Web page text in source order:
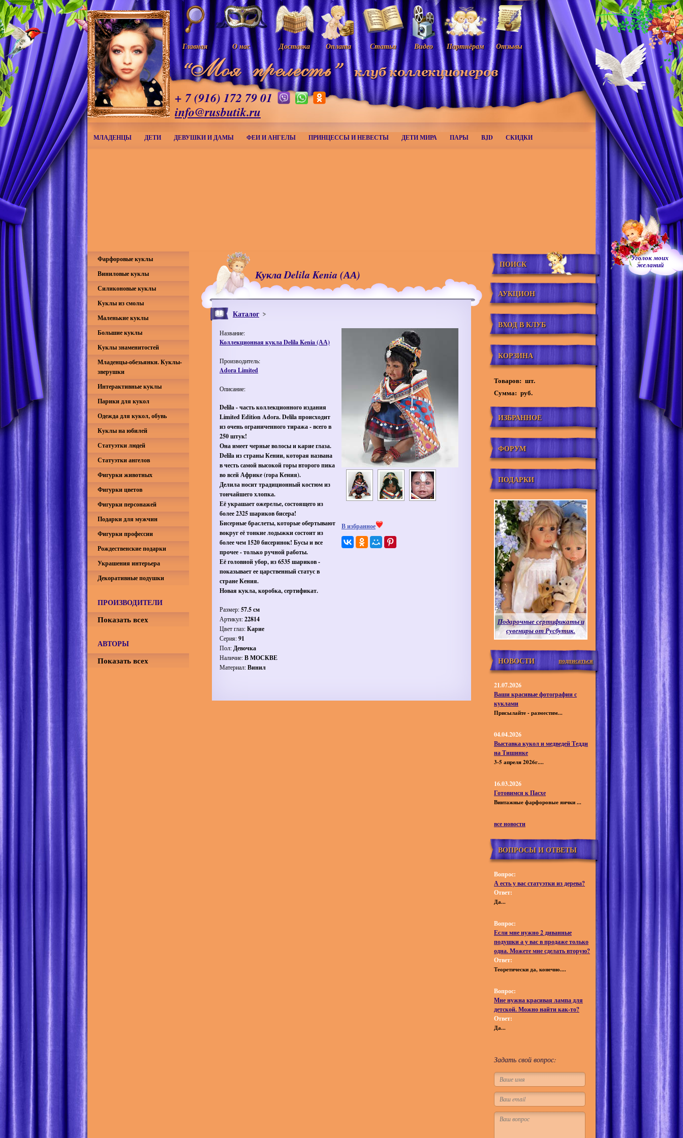
Главная О нас Доставка Оплата Статьи Видео Партнёрам Отзывы
+ 7 (916) 172 79 01
info@rusbutik.ru
МЛАДЕНЦЫ ДЕТИ ДЕВУШКИ И ДАМЫ ФЕИ И АНГЕЛЫ ПРИНЦЕССЫ И НЕВЕСТЫ ДЕТИ МИРА ПАРЫ BJD СКИДКИ
Уголок моих
желаний
Кукла Delila Kenia (АА)
Каталог
Название:
Коллекционная кукла Delila Kenia (АА)
Производитель:
Adora Limited
Описание:
Delila - часть коллекционного издания
Limited Edition Adora. Delila происходит
из очень ограниченного тиража - всего в
250 штук!
Она имеет черные волосы и карие глаза.
Delila из страны Кении, которая названа
в честь самой высокой горы второго пика
во всей Африке (гора Кения).
Делила носит традиционный костюм из
тончайшего хлопка.
Её украшает ожерелье, состоящего из
более 2325 шариков бисера!
Бисерные браслеты, которые обертывают
вокруг её тонкие лодыжки состоит из
более чем 1520 бисеринок! Бусы и все
прочее - только ручной работы.
Её головной убор, из 6535 шариков -
показывает ее царственный статус в
стране Кения.
Новая кукла, коробка, сертификат.
Размер:57.5 см
Артикул:22814
Цвет глаз:Карие
Серия:91
Пол:Девочка
Наличие:В МОСКВЕ
Материал:Винил
В избранное
Фарфоровые куклы
Виниловые куклы
Силиконовые куклы
Куклы из смолы
Маленькие куклы
Большие куклы
Куклы знаменитостей
Младенцы-обезьянки. Куклы-
зверушки
Интерактивные куклы
Парики для кукол
Одежда для кукол, обувь
Куклы на юбилей
Статуэтки людей
Статуэтки ангелов
Фигурки животных
Фигурки цветов
Фигурки персонажей
Подарки для мужчин
Фигурки профессии
Рождественские подарки
Украшения интерьера
Декоративные подушки
ПРОИЗВОДИТЕЛИ
Показать всех
АВТОРЫ
Показать всех
ПОИСК
АУКЦИОН
ВХОД В КЛУБ
КОРЗИНА
Товаров: шт.
Сумма: руб.
ИЗБРАННОЕ
ФОРУМ
ПОДАРКИ
Подарочные сертификаты и
сувениры от Русбутик.
НОВОСТИ подписаться
21.07.2026
Ваши красивые фотографии с
куклами
Присылайте - разместим...
04.04.2026
Выставка кукол и медведей Тедди
на Тишинке
3-5 апреля 2026г....
16.03.2026
Готовимся к Пасхе
Винтажные фарфоровые яички ...
все новости
ВОПРОСЫ И ОТВЕТЫ
Вопрос:
А есть у вас статуэтки из дерева?
Ответ:
Да...
Вопрос:
Если мне нужно 2 диванные
подушки а у вас в продаже только
одна. Можете мне сделать вторую?
Ответ:
Теоретически да, конечно....
Вопрос:
Мне нужна красивая лампа для
детской. Можно найти как-то?
Ответ:
Да...
Задать свой вопрос: